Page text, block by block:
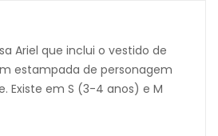
Ariel que inclui o vestido de
estampada de personagem
Existe em S (3-4 anos) e M